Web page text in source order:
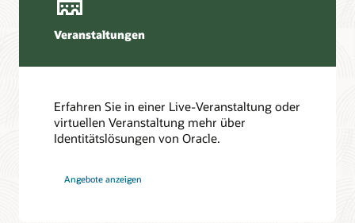
Veranstaltungen
Erfahren Sie in einer Live-Veranstaltung oder
virtuellen Veranstaltung mehr über
Identitätslösungen von Oracle.
Angebote anzeigen